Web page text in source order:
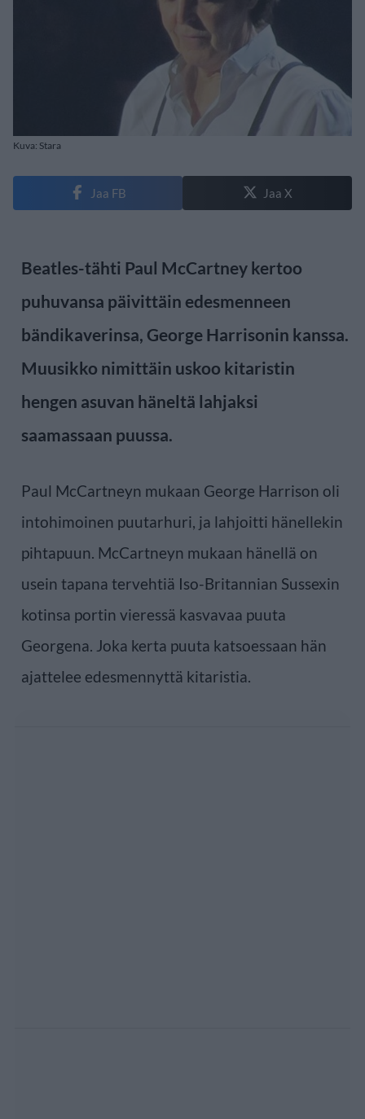
Kuva: Stara
Jaa FB Jaa X
Beatles-tähti Paul McCartney kertoo
puhuvansa päivittäin edesmenneen
bändikaverinsa, George Harrisonin kanssa.
Muusikko nimittäin uskoo kitaristin
hengen asuvan häneltä lahjaksi
saamassaan puussa.
Paul McCartneyn mukaan George Harrison oli
intohimoinen puutarhuri, ja lahjoitti hänellekin
pihtapuun. McCartneyn mukaan hänellä on
usein tapana tervehtiä Iso-Britannian Sussexin
kotinsa portin vieressä kasvavaa puuta
Georgena. Joka kerta puuta katsoessaan hän
ajattelee edesmennyttä kitaristia.